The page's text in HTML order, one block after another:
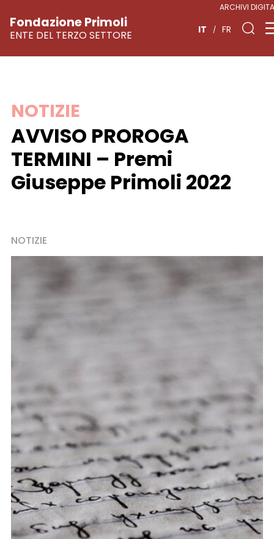
Vai
contenuto
Fondazione Primoli
ENTE DEL TERZO SETTORE
ARCHIVI
IT FR
NOTIZIE
AVVISO PROROGA
TERMINI – Premi
Giuseppe Primoli 2022
NOTIZIE